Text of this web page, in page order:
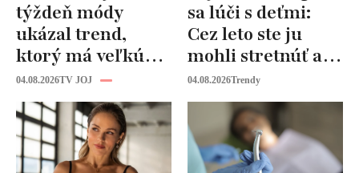
týždeň módy
ukázal trend,
ktorý má veľkú
budúcnosť: Počuli
ste už o tomto
materiáli?
04.08.2026TV JOJ
sa lúči s deťmi:
Cez leto ste ju
mohli stretnúť aj
vy!
04.08.2026Trendy